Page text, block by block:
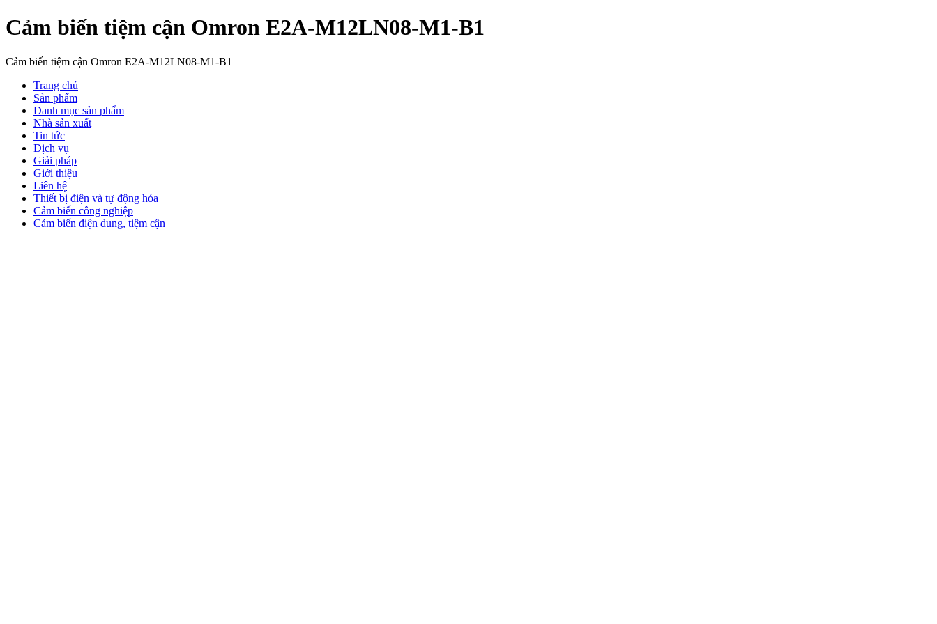
Cảm biến tiệm cận Omron E2A-M12LN08-M1-B1
Cảm biến tiệm cận Omron E2A-M12LN08-M1-B1
Trang chủ
Sản phẩm
Danh mục sản phẩm
Nhà sản xuất
Tin tức
Dịch vụ
Giải pháp
Giới thiệu
Liên hệ
Thiết bị điện và tự động hóa
Cảm biến công nghiệp
Cảm biến điện dung, tiệm cận